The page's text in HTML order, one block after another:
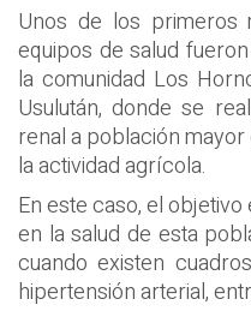
Unos de los primeros
equipos de salud
la comunidad Los
Usulután, donde se
renal a población
la actividad agrícola.
En este caso, el
en la salud de esta
cuando existen
hipertensión arterial,